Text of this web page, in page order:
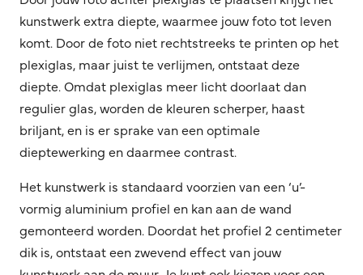
kunstwerk extra diepte, waarmee jouw foto tot leven
komt. Door de foto niet rechtstreeks te printen op het
plexiglas, maar juist te verlijmen, ontstaat deze
diepte. Omdat plexiglas meer licht doorlaat dan
regulier glas, worden de kleuren scherper, haast
briljant, en is er sprake van een optimale
dieptewerking en daarmee contrast.
Het kunstwerk is standaard voorzien van een ‘u’-
vormig aluminium profiel en kan aan de wand
gemonteerd worden. Doordat het profiel 2 centimeter
dik is, ontstaat een zwevend effect van jouw